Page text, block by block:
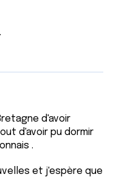
d'avoir
d'avoir pu dormir
.
et j'espère que